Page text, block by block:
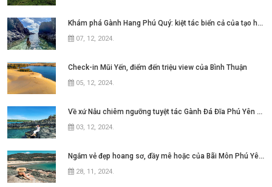
Khám phá Gành Hang Phú Quý: kiệt tác biển cả của tạo hóa
07, 12, 2024
Check-in Mũi Yến, điểm đến triệu view của Bình Thuận
05, 12, 2024
Về xứ Nẫu chiêm ngưỡng tuyệt tác Gành Đá Đĩa Phú Yên đẹp như mơ ngay thôi nào
03, 12, 2024
Ngắm vẻ đẹp hoang sơ, đầy mê hoặc của Bãi Môn Phú Yên ở xứ hoa vàng cỏ xanh
28, 11, 2024